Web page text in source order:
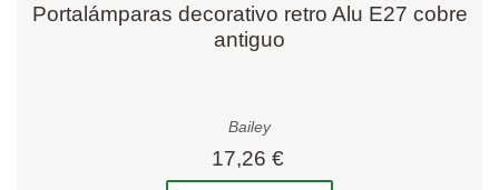
Portalámparas decorativo retro Alu E27 cobre
antiguo
Bailey
17,26 €